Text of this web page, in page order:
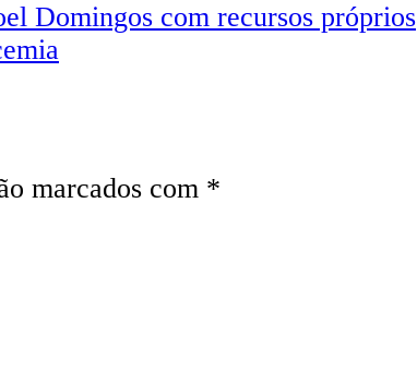
Domingos com recursos próprios
marcados com *